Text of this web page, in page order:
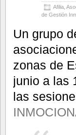
Afilia
de Gestión
Un grupo
zonas de
junio a las
las